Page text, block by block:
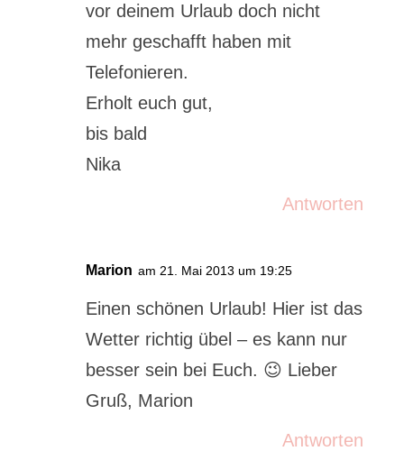
vor deinem Urlaub doch nicht
mehr geschafft haben mit
Telefonieren.
Erholt euch gut,
bis bald
Nika
Antworten
Marion am 21. Mai 2013 um 19:25
Einen schönen Urlaub! Hier ist das
Wetter richtig übel – es kann nur
besser sein bei Euch. 😉 Lieber
Gruß, Marion
Antworten